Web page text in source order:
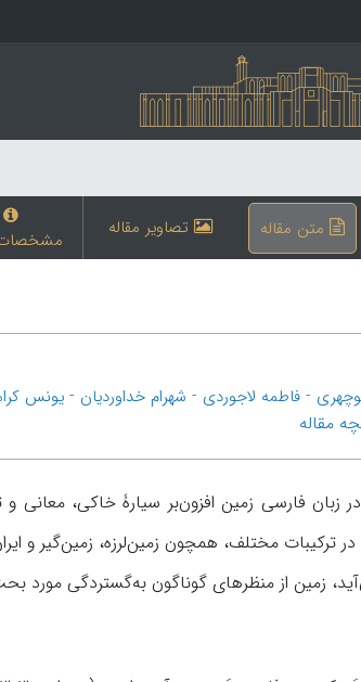
متن مقاله تصاویر مقاله مشخصات
-فاطمه لاجوردی - شهرام خداوردیان -یونس
مقاله
در زبان فارسی زمین افزون‌بر سیارۀ خاکی،
ترکیبات مختلف، همچون زمین‌لرزه، زمین‌گیر و
زمین از منظرهای گوناگون به‌گستردگی مورد